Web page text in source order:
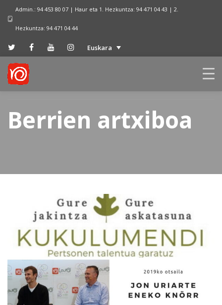
Admin.: 94 453 80 07 | Haur eta 1. Hezkuntza: 94 471 04 43 | 2.
Hezkuntza: 94 471 04 44
Euskara
Berrien artxiboa